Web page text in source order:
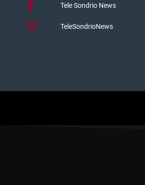
Tele Sondrio News
TeleSondrioNews